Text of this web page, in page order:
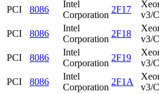
PCI
8086
Intel
Corporation
2F17
v3/
PCI
8086
Intel
Corporation
2F18
v3/
PCI
8086
Intel
Corporation
2F19
v3/
PCI
8086
Intel
Corporation
2F1A
v3/